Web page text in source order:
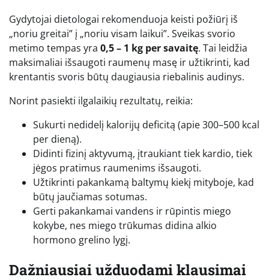
Gydytojai dietologai rekomenduoja keisti požiūrį iš
„noriu greitai” į „noriu visam laikui”. Sveikas svorio
metimo tempas yra 0,5 – 1 kg per savaitę. Tai leidžia
maksimaliai išsaugoti raumenų masę ir užtikrinti, kad
krentantis svoris būtų daugiausia riebalinis audinys.
Norint pasiekti ilgalaikių rezultatų, reikia:
Sukurti nedidelį kalorijų deficitą (apie 300–500 kcal
per dieną).
Didinti fizinį aktyvumą, įtraukiant tiek kardio, tiek
jėgos pratimus raumenims išsaugoti.
Užtikrinti pakankamą baltymų kiekį mityboje, kad
būtų jaučiamas sotumas.
Gerti pakankamai vandens ir rūpintis miego
kokybe, nes miego trūkumas didina alkio
hormono grelino lygį.
Dažniausiai užduodami klausimai